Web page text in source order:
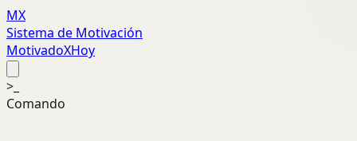
MX
Sistema de Motivación
MotivadoXHoy
>_
Comando